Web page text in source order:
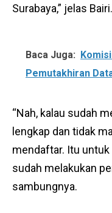
Surabaya,” jelas Bairi.
Baca Juga:
Pemutakhiran
“Nah, kalau sudah
lengkap dan tidak
mendaftar. Itu
sudah melakukan
sambungnya.